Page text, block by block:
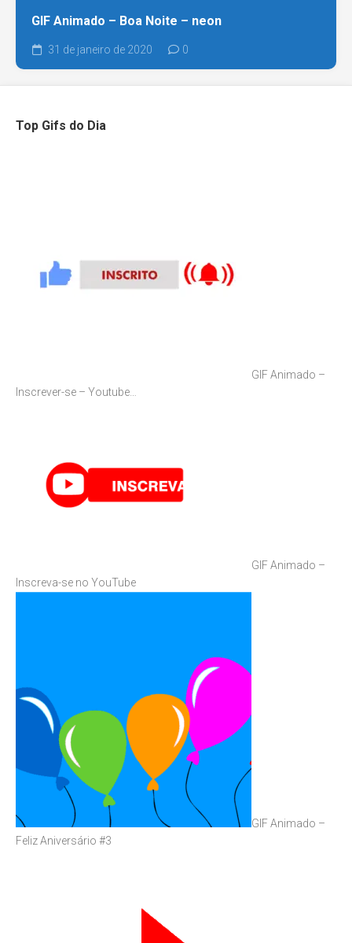
GIF Animado – Boa Noite – neon
31 de janeiro de 2020 0
Top Gifs do Dia
GIF Animado –
Inscrever-se – Youtube…
GIF Animado –
Inscreva-se no YouTube
GIF Animado –
Feliz Aniversário #3